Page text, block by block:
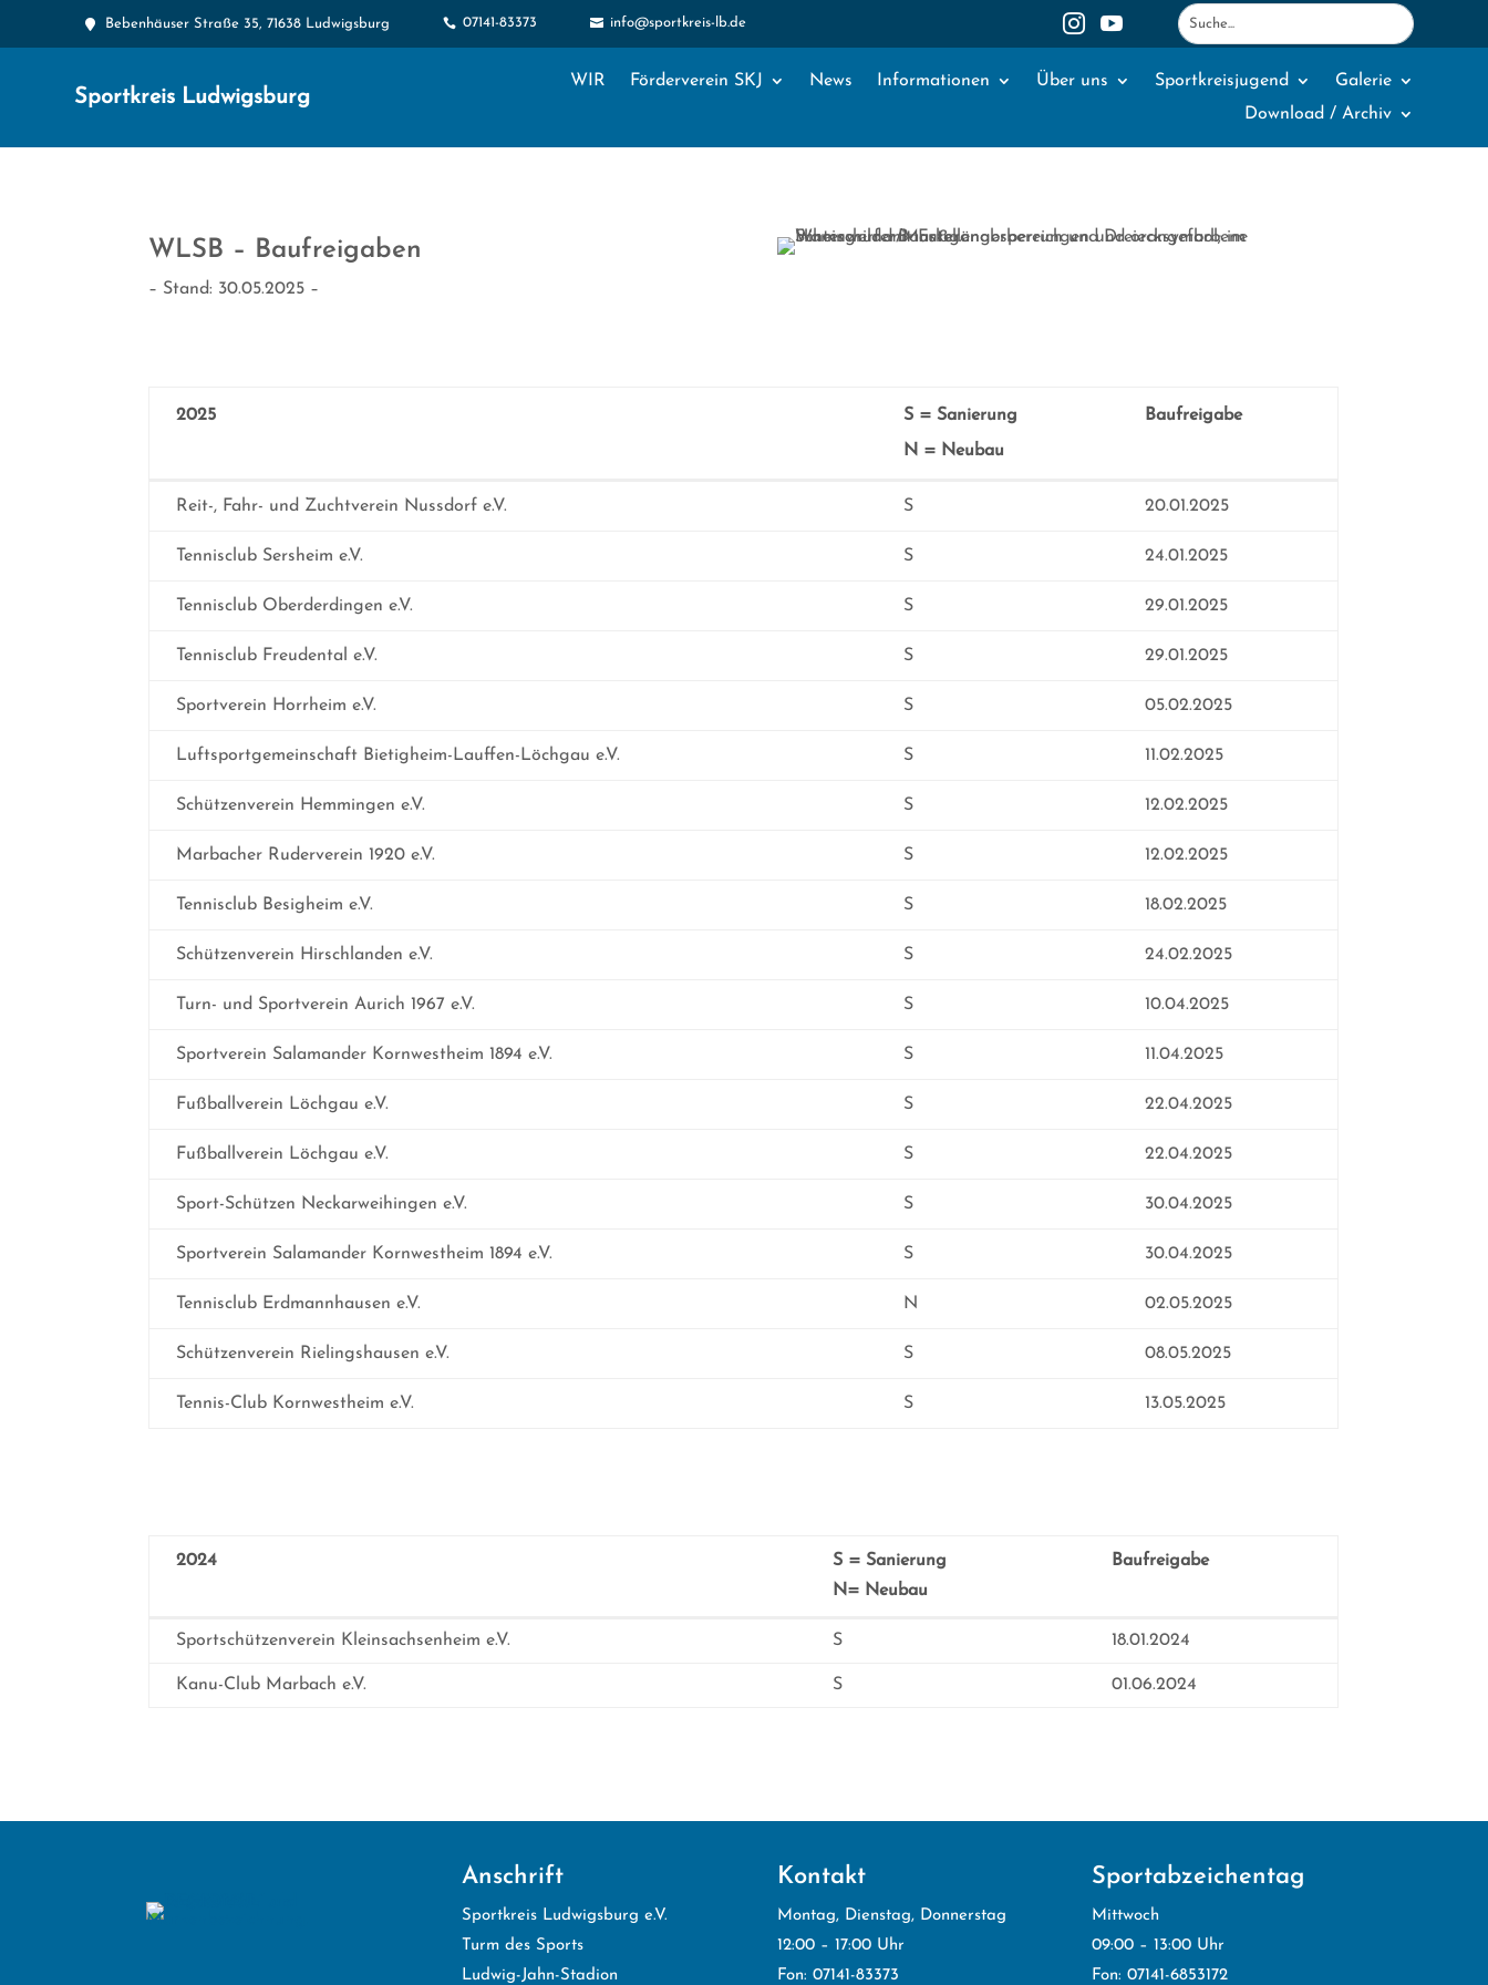
 Bebenhäuser Straße 35, 71638 Ludwigsburg  07141-83373  info@sportkreis-lb.de  
Sportkreis Ludwigsburg
WIR Förderverein SKJ News Informationen Über uns Sportkreisjugend
Galerie
Download / Archiv
WLSB – Baufreigaben
– Stand: 30.05.2025 –
2025
S = Sanierung
N = Neubau
Baufreigabe
2025
S = Sanierung
Baufreigabe
Reit-, Fahr- und Zuchtverein Nussdorf e.V. S 20.01.2025
Tennisclub Sersheim e.V. S 24.01.2025
Tennisclub Oberderdingen e.V. S 29.01.2025
Tennisclub Freudental e.V. S 29.01.2025
Sportverein Horrheim e.V. S 05.02.2025
Luftsportgemeinschaft Bietigheim-Lauffen-Löchgau e.V. S 11.02.2025
Schützenverein Hemmingen e.V. S 12.02.2025
Marbacher Ruderverein 1920 e.V. S 12.02.2025
Tennisclub Besigheim e.V. S 18.02.2025
Schützenverein Hirschlanden e.V. S 24.02.2025
Turn- und Sportverein Aurich 1967 e.V. S 10.04.2025
Sportverein Salamander Kornwestheim 1894 e.V. S 11.04.2025
Fußballverein Löchgau e.V. S 22.04.2025
Fußballverein Löchgau e.V. S 22.04.2025
Sport-Schützen Neckarweihingen e.V. S 30.04.2025
Sportverein Salamander Kornwestheim 1894 e.V. S 30.04.2025
Tennisclub Erdmannhausen e.V. N 02.05.2025
Schützenverein Rielingshausen e.V. S 08.05.2025
Tennis-Club Kornwestheim e.V. S 13.05.2025
2024
S = Sanierung
N= Neubau
Baufreigabe
2024
S = Sanierung
Baufreigabe
Sportschützenverein Kleinsachsenheim e.V. S 18.01.2024
Kanu-Club Marbach e.V. S 01.06.2024
Anschrift
Sportkreis Ludwigsburg e.V.
Turm des Sports
Ludwig-Jahn-Stadion
Kontakt
Montag, Dienstag, Donnerstag
12:00 – 17:00 Uhr
Fon: 07141-83373
Sportabzeichentag
Mittwoch
09:00 – 13:00 Uhr
Fon: 07141-6853172